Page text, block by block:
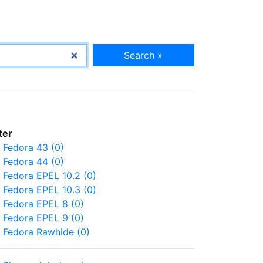
Search »
Fedora 43 (0)
Fedora 44 (0)
Fedora EPEL 10.2 (0)
Fedora EPEL 10.3 (0)
Fedora EPEL 8 (0)
Fedora EPEL 9 (0)
Fedora Rawhide (0)